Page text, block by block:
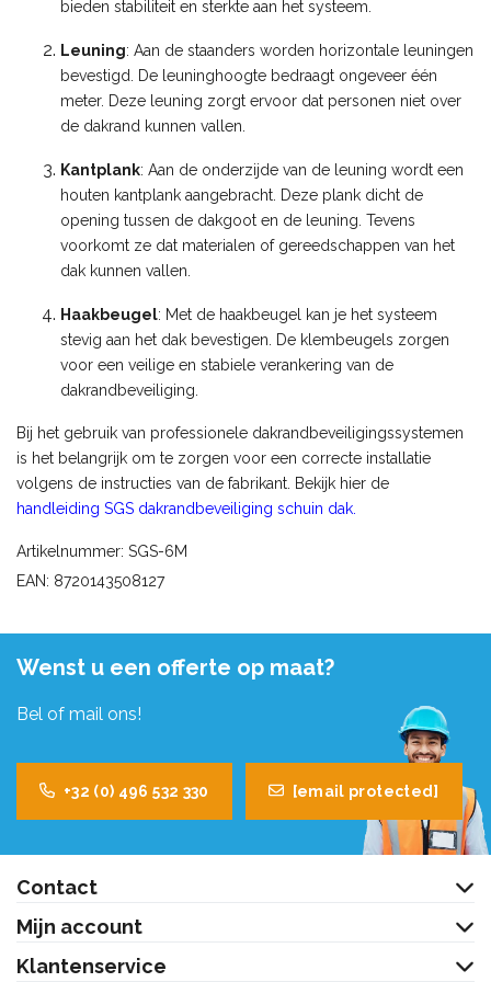
bieden stabiliteit en sterkte aan het systeem.
Leuning: Aan de staanders worden horizontale leuningen
bevestigd. De leuninghoogte bedraagt ongeveer één
meter. Deze leuning zorgt ervoor dat personen niet over
de dakrand kunnen vallen.
Kantplank: Aan de onderzijde van de leuning wordt een
houten kantplank aangebracht. Deze plank dicht de
opening tussen de dakgoot en de leuning. Tevens
voorkomt ze dat materialen of gereedschappen van het
dak kunnen vallen.
Haakbeugel: Met de haakbeugel kan je het systeem
stevig aan het dak bevestigen. De klembeugels zorgen
voor een veilige en stabiele verankering van de
dakrandbeveiliging.
Bij het gebruik van professionele dakrandbeveiligingssystemen
is het belangrijk om te zorgen voor een correcte installatie
volgens de instructies van de fabrikant. Bekijk hier de
handleiding SGS dakrandbeveiliging schuin dak
Artikelnummer: SGS-6M
EAN: 8720143508127
Wenst u een offerte op maat?
Bel of mail ons!
+32 (0) 496 532 330 [email protected]
Contact
Mijn account
Klantenservice